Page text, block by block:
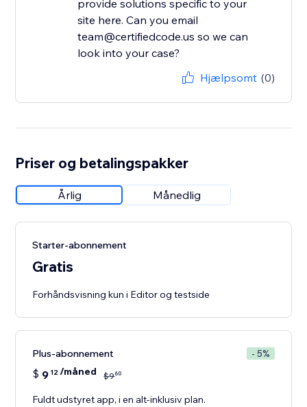
provide solutions specific to your
site here. Can you email
team@certifiedcode.us so we can
look into your case?
Hjælpsomt (0)
Priser og betalingspakker
Årlig Månedlig
Starter-abonnement
Gratis
Forhåndsvisning kun i Editor og testside
Plus-abonnement - 5%
$ 9 12/måned $960
Fuldt udstyret app, i en alt-inklusiv plan.